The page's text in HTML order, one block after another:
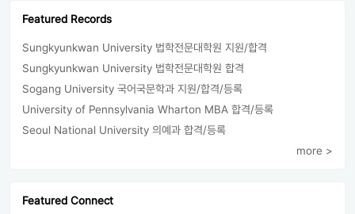
Featured Records
Sungkyunkwan University 법학전문대학원 지원/합격
Sungkyunkwan University 법학전문대학원 합격
Sogang University 국어국문학과 지원/합격/등록
University of Pennsylvania Wharton MBA 합격/등록
Seoul National University 의예과 합격/등록
more >
Featured Connect